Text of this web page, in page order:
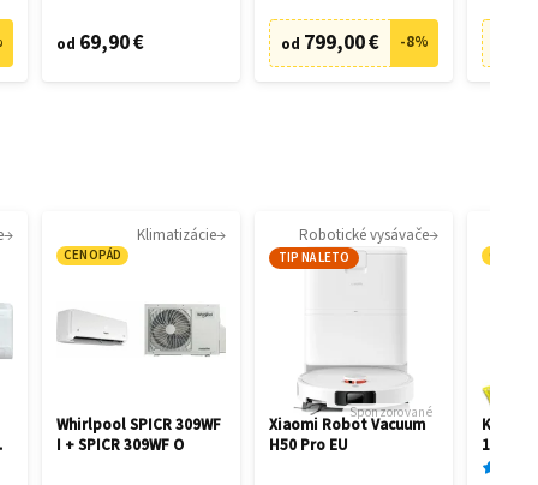
od 69,90 € od 799,00 € -8%
Klimatizácie
CENOPÁD
Whirlpool SPICR 309WF
I + SPICR 309WF O
Robotické vysávače
TIP NA LETO
Sponzorované
Xiaomi Robot Vacuum
H50 Pro EU
1.081-